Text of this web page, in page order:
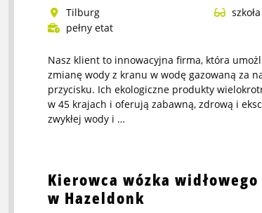
Refurbish
Tilburg
pełny etat
Nasz klient to innowacyjna firma, która
zmianę wody z kranu w wodę gazowaną za
przycisku. Ich ekologiczne produkty
w 45 krajach i oferują zabawną, zdrową i
zwykłej wody i …
Pracownik
produkcyjny
Kierowca wózka
w Hazeldonk